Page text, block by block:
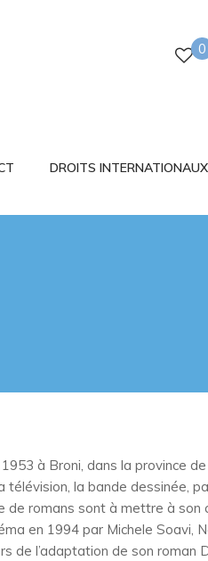
0
DROITS INTERNATIONAUX
à Broni, dans la province de
la bande dessinée,
de romans sont à mettre à
en 1994 par Michele Soavi,
de l’adaptation de son roman